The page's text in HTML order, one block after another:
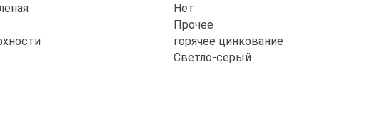
Нет
Прочее
горячее цинкование
Светло-серый